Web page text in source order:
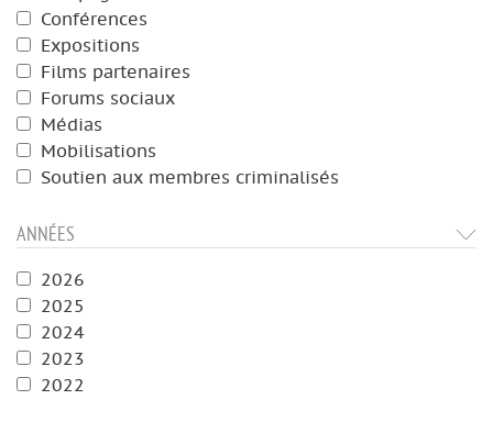
Conférences
Expositions
Films partenaires
Forums sociaux
Médias
Mobilisations
Soutien aux membres criminalisés
ANNÉES
2026
2025
2024
2023
2022